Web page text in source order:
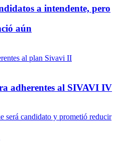
a intendente, pero
aún
adherentes al SIVAVI IV